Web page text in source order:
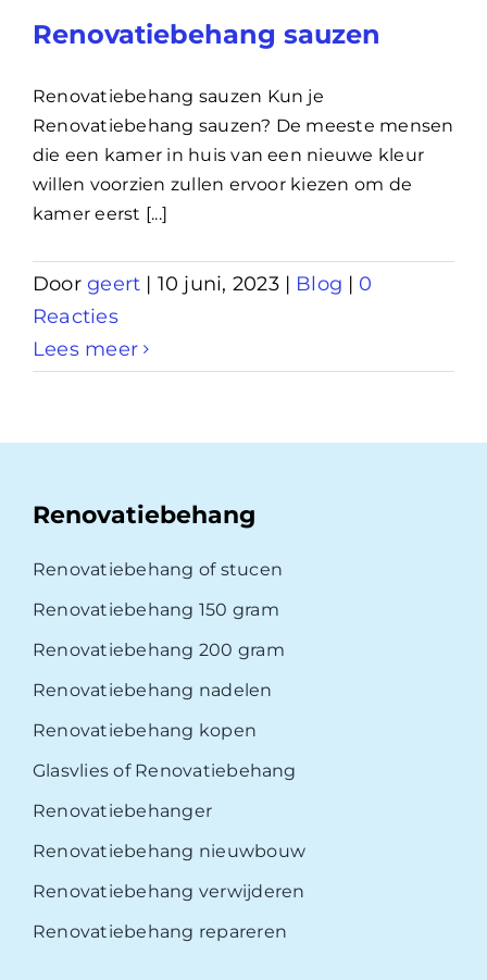
Renovatiebehang sauzen
Renovatiebehang sauzen Kun je
Renovatiebehang sauzen? De meeste mensen
die een kamer in huis van een nieuwe kleur
willen voorzien zullen ervoor kiezen om de
kamer eerst [...]
Doorgeert | 10 juni, 2023 | Blog | 0
Reacties
Lees meer
Renovatiebehang
Renovatiebehang of stucen
Renovatiebehang 150 gram
Renovatiebehang 200 gram
Renovatiebehang nadelen
Renovatiebehang kopen
Glasvlies of Renovatiebehang
Renovatiebehanger
Renovatiebehang nieuwbouw
Renovatiebehang verwijderen
Renovatiebehang repareren